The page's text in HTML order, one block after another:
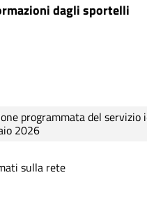
dagli sportelli
programmata del servizio
2026
sulla rete